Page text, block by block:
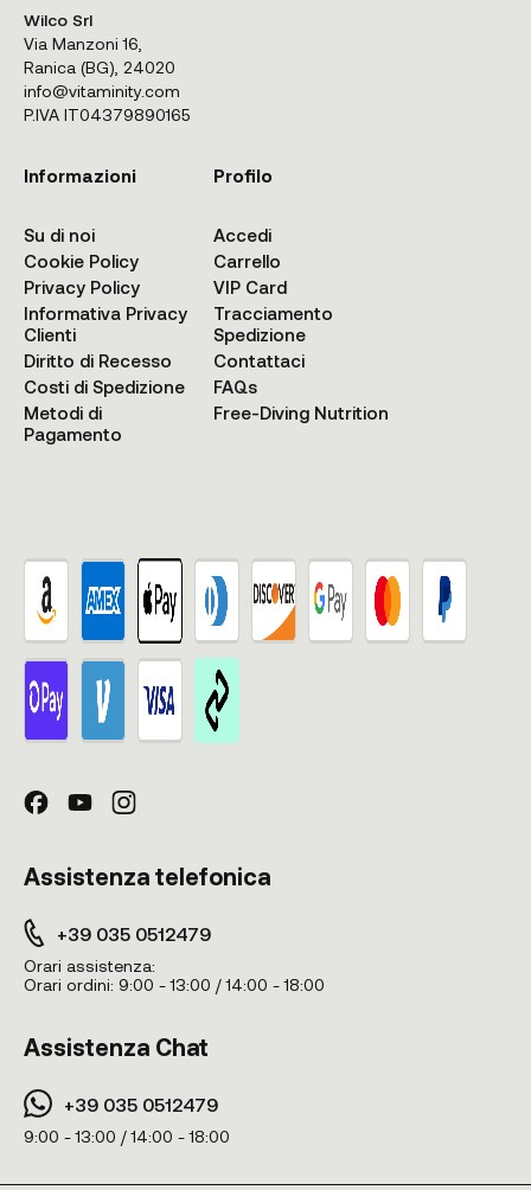
Wilco Srl
Via Manzoni 16,
Ranica (BG), 24020
info@vitaminity.com
P.IVA IT04379890165
Informazioni
Su di noi
Cookie Policy
Privacy Policy
Informativa Privacy
Clienti
Diritto di Recesso
Costi di Spedizione
Metodi di
Pagamento
Profilo
Accedi
Carrello
VIP Card
Tracciamento
Spedizione
Contattaci
FAQs
Free-Diving Nutrition
Assistenza telefonica
+39 035 0512479
Orari assistenza:
Orari ordini: 9:00 - 13:00 / 14:00 - 18:00
Assistenza Chat
+39 035 0512479
9:00 - 13:00 / 14:00 - 18:00